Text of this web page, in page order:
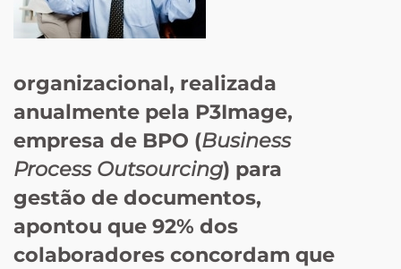
organizacional, realizada
anualmente pela P3Image,
empresa de BPO (Business
Process Outsourcing) para
gestão de documentos,
apontou que 92% dos
colaboradores concordam que